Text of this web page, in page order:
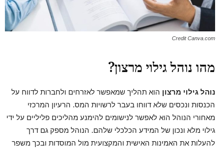
Credit Canva.com
מהו נוהל גילוי מרצון?
נוהל גילוי מרצון הוא תהליך שמאפשר לאזרחים ולחברות לדווח על
הכנסות ונכסים שלא דווחו בעבר לרשויות המס. הרעיון המרכזי
מאחורי הנוהל הוא לאפשר לנישומים להימנע מהליכים פליליים על ידי
גילוי מלא ונכון של המידע הכלכלי שלהם. הנוהל מספק גם דרך
להעלות את האמינות האישית והמקצועית מול המוסדות ובכך משפר